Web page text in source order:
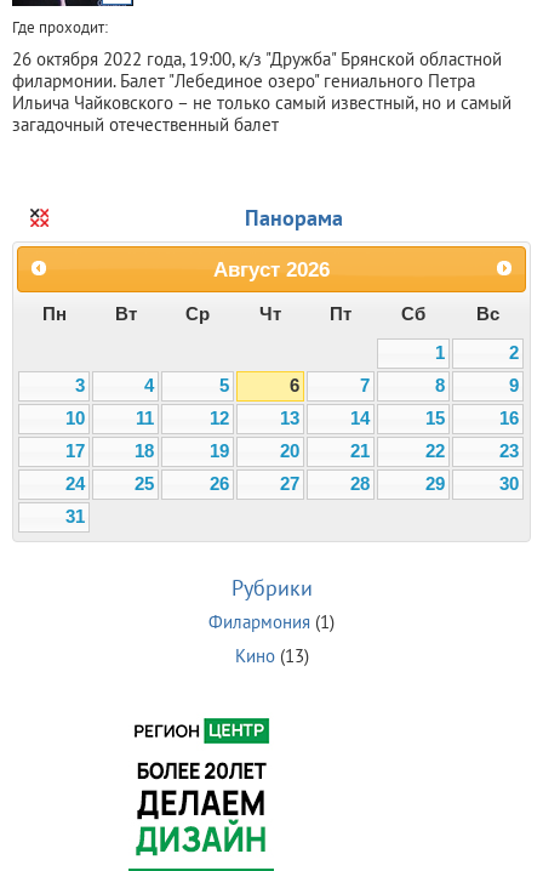
Где проходит:
26 октября 2022 года, 19:00, к/з "Дружба" Брянской областной
филармонии. Балет "Лебединое озеро" гениального Петра
Ильича Чайковского – не только самый известный, но и самый
загадочный отечественный балет
Панорама
Август 2026
Пн Вт Ср Чт Пт Сб
Вс
1
2
3
4 5 6 7 8
9
10
11 12 13 14 15
16
17
18 19 20 21 22
23
24
25 26 27 28 29
30
31
Рубрики
Филармония (1)
Кино(13)